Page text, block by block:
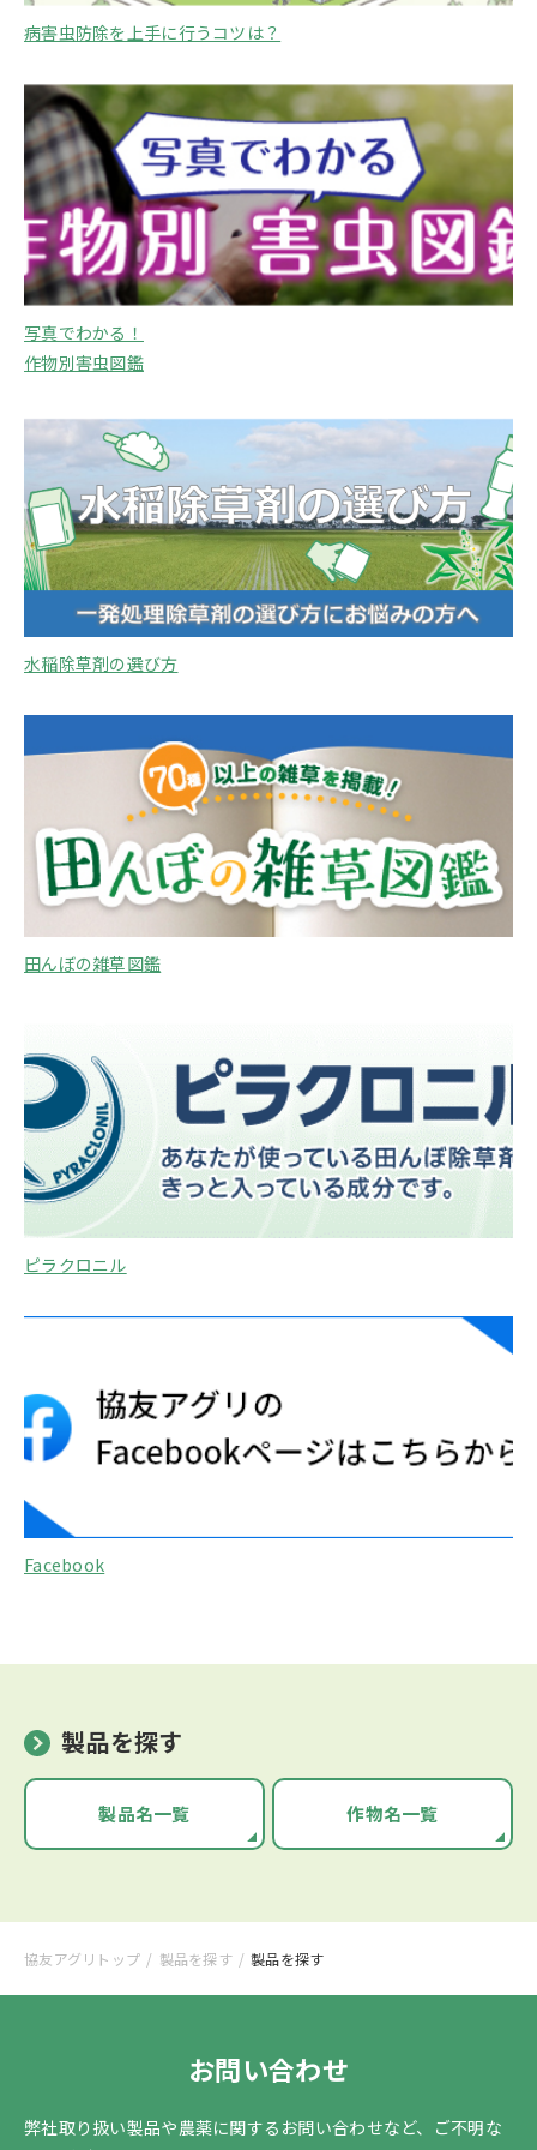
病害虫防除を上手に行うコツは？
写真でわかる！
作物別害虫図鑑
水稲除草剤の選び方
田んぼの雑草図鑑
ピラクロニル
Facebook
製品を探す
製品名一覧 作物名一覧
協友アグリトップ 製品を探す 製品を探す
お問い合わせ
弊社取り扱い製品や農薬に関するお問い合わせなど、
ご不明な